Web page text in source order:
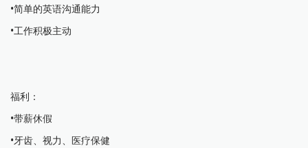
•简单的英语沟通能力
•工作积极主动
福利：
•带薪休假
•牙齿、视力、医疗保健